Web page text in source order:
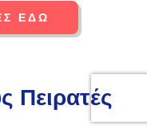
ΕΔΩ
Πειρατές